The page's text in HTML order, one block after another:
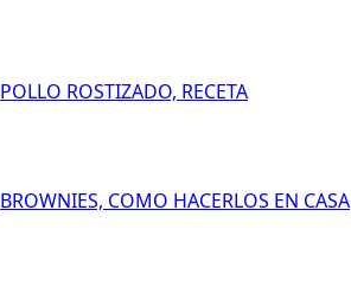
POLLO ROSTIZADO, RECETA
BROWNIES, COMO HACERLOS EN CASA